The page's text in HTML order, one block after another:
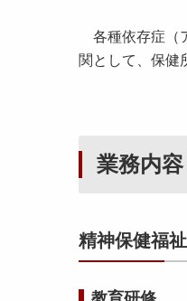
各種依存症（
関として、保健
業務内容
精神保健福